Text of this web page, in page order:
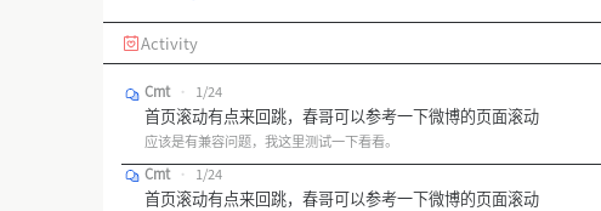
Activity
Cmt • 1/24
首页滚动有点来回跳，春哥可以参考一下微博的页面滚动
应该是有兼容问题，我这里测试一下看看。
Cmt
• 1/24
首页滚动有点来回跳，春哥可以参考一下微博的页面滚动